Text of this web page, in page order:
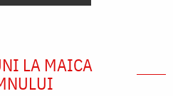
LA MAICA